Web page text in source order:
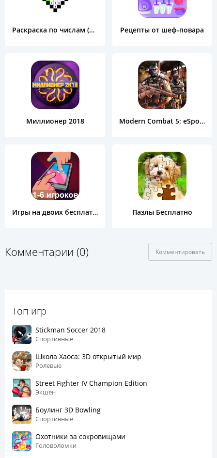
Раскраска по числам (Color by Number) Рецепты от шеф-повара
Миллионер 2018 Modern Combat 5: eSports FPS
Игры на двоих бесплатно Пазлы Бесплатно
Комментарии (0) Комментировать
Топ игр
Stickman Soccer 2018
Спортивные
Школа Хаоса: 3D открытый мир
Ролевые
Street Fighter IV Champion Edition
Экшен
Боулинг 3D Bowling
Спортивные
Охотники за сокровищами
Головоломки